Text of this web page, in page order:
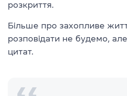
розкриття.
Більше про захопливе
розповідати не будемо,
цитат.